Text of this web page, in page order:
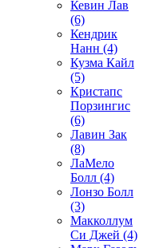
Кевин Лав
(6)
Кендрик
Нанн (4)
Кузма Кайл
(5)
Кристапс
Порзингис
(6)
Лавин Зак
(8)
ЛаМело
Болл (4)
Лонзо Болл
(3)
Макколлум
Си Джей (4)